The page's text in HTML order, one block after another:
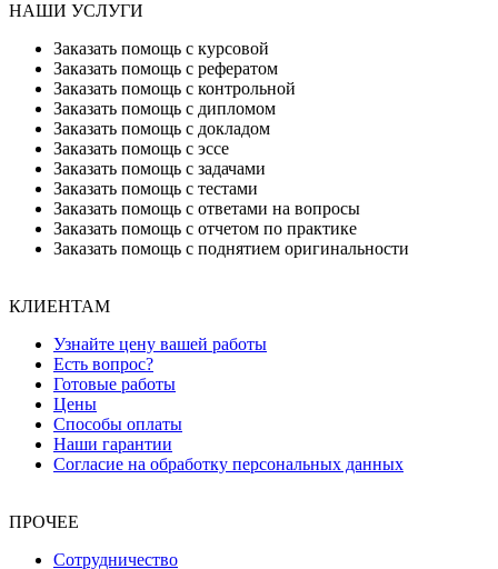
НАШИ УСЛУГИ
Заказать помощь с курсовой
Заказать помощь с рефератом
Заказать помощь с контрольной
Заказать помощь с дипломом
Заказать помощь с докладом
Заказать помощь с эссе
Заказать помощь с задачами
Заказать помощь с тестами
Заказать помощь с ответами на вопросы
Заказать помощь с отчетом по практике
Заказать помощь с поднятием оригинальности
КЛИЕНТАМ
Узнайте цену вашей работы
Есть вопрос?
Готовые работы
Цены
Способы оплаты
Наши гарантии
Согласие на обработку персональных данных
ПРОЧЕЕ
Сотрудничество